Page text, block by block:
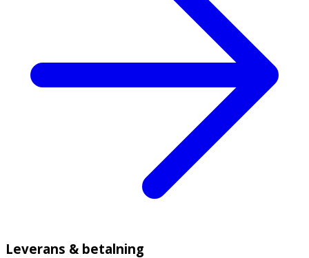
Leverans & betalning